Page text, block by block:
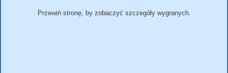
Przewiń stronę, by zobaczyć szczegóły wygranych.